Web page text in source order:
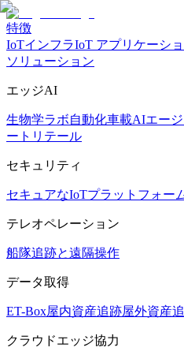
特徴
IoTインフラIoT アプリケーシ
ソリューション
エッジAI
生物学ラボ自動化車載AIエージ
ートリテール
セキュリティ
セキュアなIoTプラットフォー
テレオペレーション
船隊追跡と遠隔操作
データ取得
ET-Box屋内資産追跡屋外資産
クラウドエッジ協力